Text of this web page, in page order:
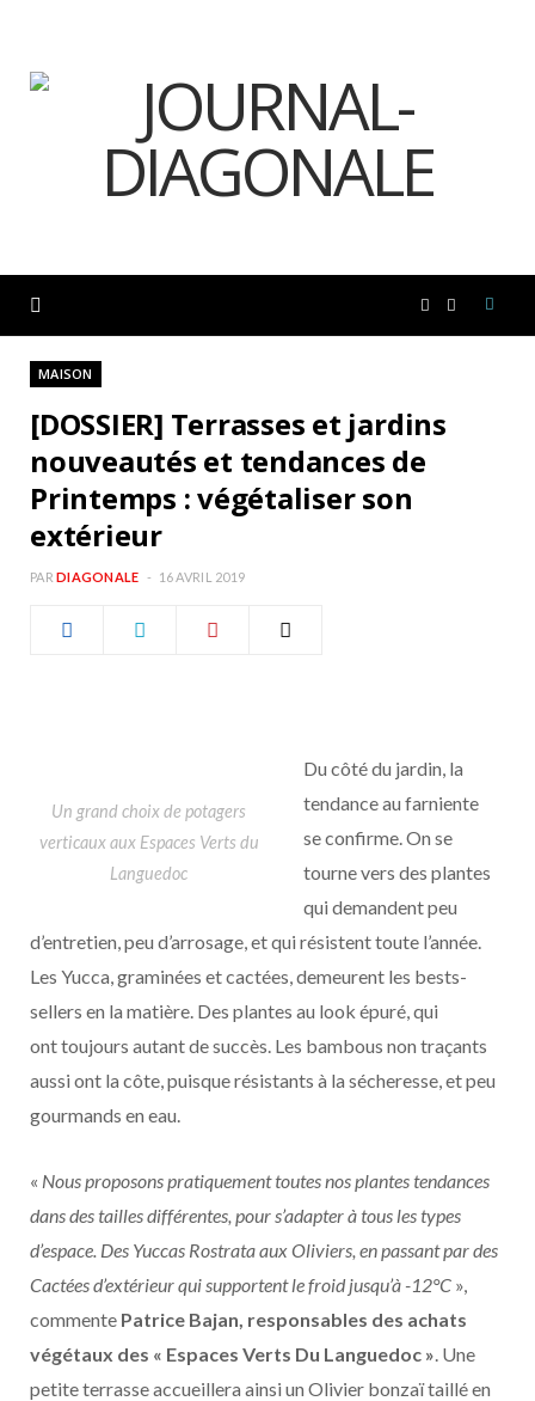
c
MAISON
[DOSSIER] Terrasses et jardins
nouveautés et tendances de
Printemps : végétaliser son
extérieur
PAR DIAGONALE 16 AVRIL 2019
Un grand choix de potagers
verticaux aux Espaces Verts du
Languedoc
Du côté du jardin, la
tendance au farniente
se confirme. On se
tourne vers des plantes
qui demandent peu
d’entretien, peu d’arrosage, et qui résistent toute l’année.
Les Yucca, graminées et cactées, demeurent les bests-
sellers en la matière. Des plantes au look épuré, qui
ont toujours autant de succès. Les bambous non traçants
aussi ont la côte, puisque résistants à la sécheresse, et peu
gourmands en eau.
« Nous proposons pratiquement toutes nos plantes tendances
dans des tailles différentes, pour s’adapter à tous les types
d’espace. Des Yuccas Rostrata aux Oliviers, en passant par des
Cactées d’extérieur qui supportent le froid jusqu’à -12°C »,
commente Patrice Bajan, responsables des achats
végétaux des « Espaces Verts Du Languedoc ». Une
petite terrasse accueillera ainsi un Olivier bonzaï taillé en